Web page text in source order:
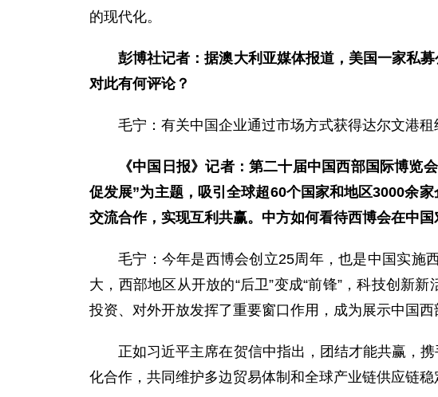
的现代化。
彭博社记者：据澳大利亚媒体报道，美国一家私
对此有何评论？
毛宁：有关中国企业通过市场方式获得达尔文港租
《中国日报》记者：第二十届中国西部国际博
促发展”为主题，吸引全球超60个国家和地区3000余
交流合作，实现互利共赢。中方如何看待西博会在中国
毛宁：今年是西博会创立25周年，也是中国实施
大，西部地区从开放的“后卫”变成“前锋”，科技创新
投资、对外开放发挥了重要窗口作用，成为展示中国西
正如习近平主席在贺信中指出，团结才能共赢，
化合作，共同维护多边贸易体制和全球产业链供应链